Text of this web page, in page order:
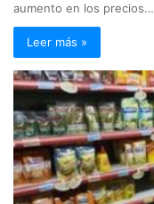
aumento en los precios…
Leer más »